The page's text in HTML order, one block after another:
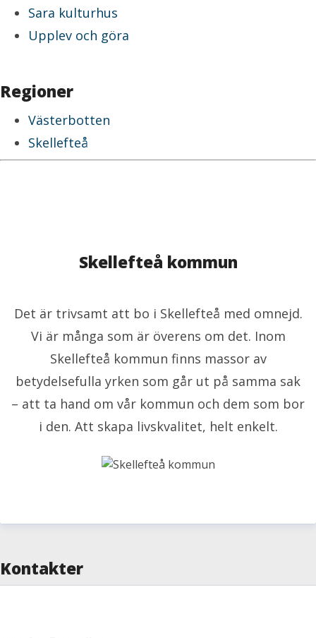
Sara kulturhus
Upplev och göra
Regioner
Västerbotten
Skellefteå
Skellefteå kommun
Det är trivsamt att bo i Skellefteå med omnejd.
Vi är många som är överens om det. Inom
Skellefteå kommun finns massor av
betydelsefulla yrken som går ut på samma sak
– att ta hand om vår kommun och dem som bor
i den. Att skapa livskvalitet, helt enkelt.
Kontakter